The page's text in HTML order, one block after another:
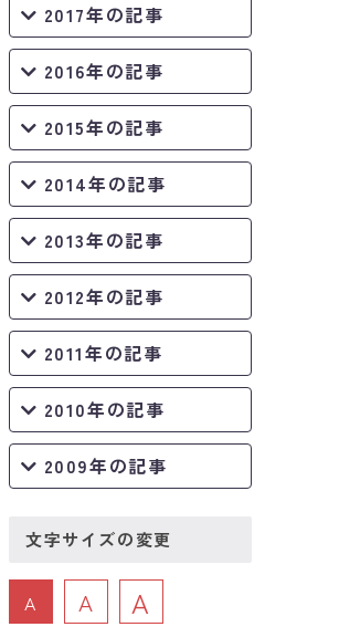
2017年の記事
2016年の記事
2015年の記事
2014年の記事
2013年の記事
2012年の記事
2011年の記事
2010年の記事
2009年の記事
文字サイズの変更
A A A